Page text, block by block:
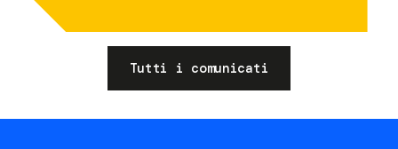
Tutti i comunicati